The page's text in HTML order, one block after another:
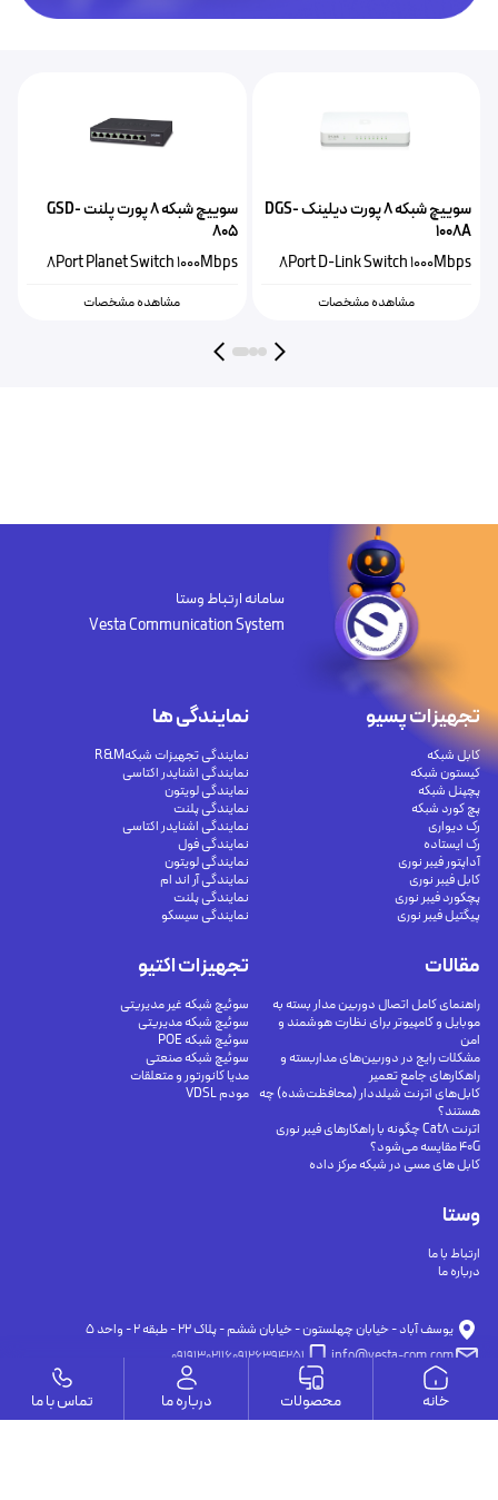
سوییچ شبکه ۸ پورت دیلینک DGS-
1008A
8Port D-Link Switch 1000Mbps
مشاهده مشخصات
سوییچ شبکه ۸ پورت پلنت GSD-
805
8Port Planet Switch 1000Mbps
مشاهده مشخصات
سامانه ارتباط وستا
Vesta Communication System
وستا
ارتباط با ما
درباره ما
تجهیزات پسیو
کابل شبکه
کیستون شبکه
پچپنل شبکه
پچ کورد شبکه
رک دیواری
رک ایستاده
آداپتور فیبر نوری
کابل فیبر نوری
پچکورد فیبر نوری
پیگتیل فیبر نوری
تجهیزات اکتیو
سوئیچ شبکه غیر مدیریتی
سوئیچ شبکه مدیریتی
سوئیچ شبکه POE
سوئیچ شبکه صنعتی
مدیا کانورتور و متعلقات
مودم VDSL
نمایندگی ها
نمایندگی تجهیزات شبکهR&M
نمایندگی اشنایدر اکتاسی
نمایندگی لویتون
نمایندگی پلنت
نمایندگی اشنایدر اکتاسی
نمایندگی فول
نمایندگی لویتون
نمایندگی آر اند ام
نمایندگی پلنت
نمایندگی سیسکو
مقالات
راهنمای کامل اتصال دوربین مدار بسته به
موبایل و کامپیوتر برای نظارت هوشمند و
امن
مشکلات رایج در دوربین‌های مداربسته و
راهکارهای جامع تعمیر
کابل‌های اترنت شیلددار (محافظت‌شده) چه
هستند؟
اترنت Cat8 چگونه با راهکارهای فیبر نوری
40G مقایسه می‌شود؟
کابل های مسی در شبکه مرکز داده
يوسف آباد - خيابان چهلستون - خيابان ششم - پلاك ٢٢ - طبقه ٢ - واحد ٥
info@vesta-com.com
09126394251
09191302116
خانه محصولات درباره ما تماس با ما